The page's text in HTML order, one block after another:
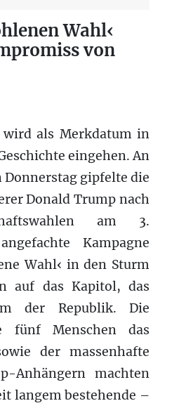
Wahl‹
von
wird als Merkdatum in
eingehen. An
gipfelte die
Donald Trump nach
am 3.
Kampagne
Wahl‹ in den Sturm
auf das Kapitol, das
der Republik. Die
fünf Menschen das
der massenhafte
Anhängern machten
langem bestehende –